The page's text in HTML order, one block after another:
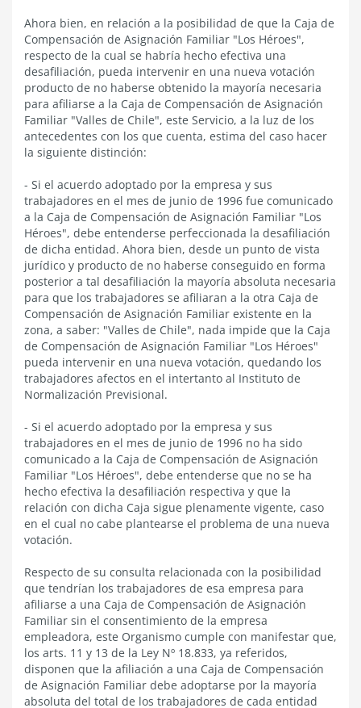
Ahora bien, en relación a la posibilidad de que la Caja de
Compensación de Asignación Familiar "Los Héroes",
respecto de la cual se habría hecho efectiva una
desafiliación, pueda intervenir en una nueva votación
producto de no haberse obtenido la mayoría necesaria
para afiliarse a la Caja de Compensación de Asignación
Familiar "Valles de Chile", este Servicio, a la luz de los
antecedentes con los que cuenta, estima del caso hacer
la siguiente distinción:
- Si el acuerdo adoptado por la empresa y sus
trabajadores en el mes de junio de 1996 fue comunicado
a la Caja de Compensación de Asignación Familiar "Los
Héroes", debe entenderse perfeccionada la desafiliación
de dicha entidad. Ahora bien, desde un punto de vista
jurídico y producto de no haberse conseguido en forma
posterior a tal desafiliación la mayoría absoluta necesaria
para que los trabajadores se afiliaran a la otra Caja de
Compensación de Asignación Familiar existente en la
zona, a saber: "Valles de Chile", nada impide que la Caja
de Compensación de Asignación Familiar "Los Héroes"
pueda intervenir en una nueva votación, quedando los
trabajadores afectos en el intertanto al Instituto de
Normalización Previsional.
- Si el acuerdo adoptado por la empresa y sus
trabajadores en el mes de junio de 1996 no ha sido
comunicado a la Caja de Compensación de Asignación
Familiar "Los Héroes", debe entenderse que no se ha
hecho efectiva la desafiliación respectiva y que la
relación con dicha Caja sigue plenamente vigente, caso
en el cual no cabe plantearse el problema de una nueva
votación.
Respecto de su consulta relacionada con la posibilidad
que tendrían los trabajadores de esa empresa para
afiliarse a una Caja de Compensación de Asignación
Familiar sin el consentimiento de la empresa
empleadora, este Organismo cumple con manifestar que,
los arts. 11 y 13 de la Ley Nº 18.833, ya referidos,
disponen que la afiliación a una Caja de Compensación
de Asignación Familiar debe adoptarse por la mayoría
absoluta del total de los trabajadores de cada entidad